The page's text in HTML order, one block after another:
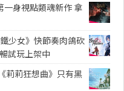
一身視點類魂新作 拿
少女》快節奏肉鴿砍
試玩上架中
莉莉狂想曲》只有黑